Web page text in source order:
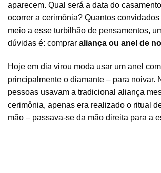
aparecem. Qual será a data do
ocorrer a cerimônia? Quantos
meio a esse turbilhão de pensamentos,
dúvidas é: comprar aliança ou anel de
Hoje em dia virou moda usar um anel
principalmente o diamante – para noivar.
pessoas usavam a tradicional aliança
cerimônia, apenas era realizado o ritual
mão – passava-se da mão direita para a